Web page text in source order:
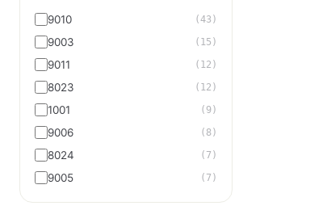
9010 (43)
9003 (15)
9011 (12)
8023 (12)
1001 (9)
9006 (8)
8024 (7)
9005 (7)